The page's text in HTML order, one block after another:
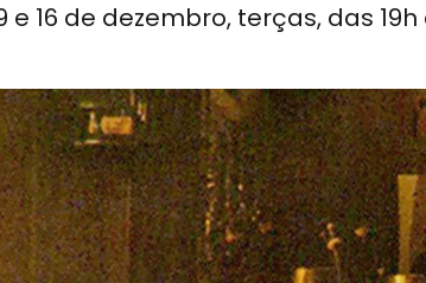
16 de dezembro, terças, das 19h